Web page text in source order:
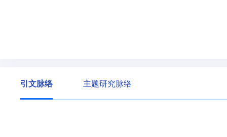
引文脉络 主题研究脉络